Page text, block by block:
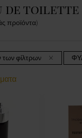
de
προϊόντα)
φίλτρων